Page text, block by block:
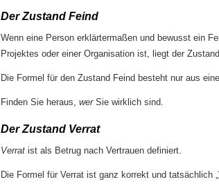
Der Zustand Feind
Wenn eine Person erklärtermaßen und bewusst ein
Projektes oder einer Organisation ist, liegt der
Die Formel für den Zustand Feind besteht nur aus
Finden Sie heraus, werSie wirklich sind.
Der Zustand Verrat
Verrat ist als Betrug nach Vertrauen definiert.
Die Formel für Verrat ist ganz korrekt und tatsächlich